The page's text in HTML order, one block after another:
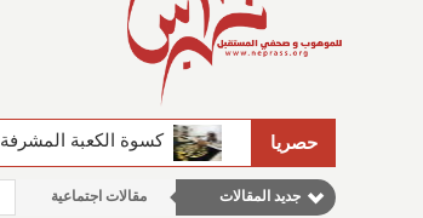
حصريا كسوة الكعبة المشرفة
جديد المقالات
مقالات إقتصادية
مقالات اجتماعية